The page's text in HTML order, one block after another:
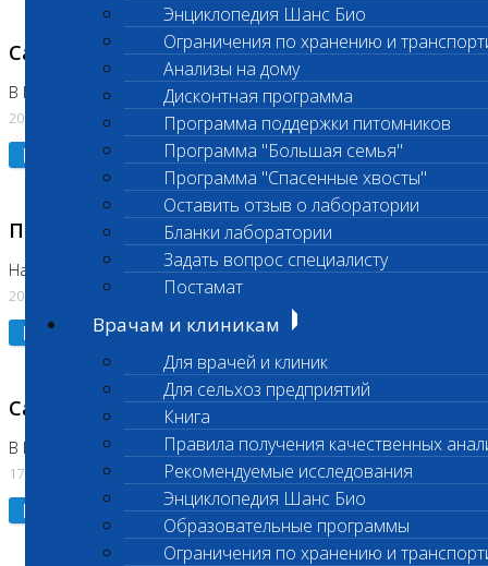
Энциклопедия Шанс Био
Ограничения по хранению и
Анализы на дому
Дисконтная программа
Программа поддержки питомников
Программа "Большая семья"
Программа "Спасенные хвосты"
Оставить отзыв о лаборатории
Бланки лаборатории
Задать вопрос специалисту
Постамат
Врачам и клиникам
Для врачей и клиник
Для сельхоз предприятий
Книга
Правила получения качественных
Рекомендуемые исследования
Энциклопедия Шанс Био
Образовательные программы
Ограничения по хранению и
Санитарный день
В Коломне 20.07.2026
20.07.2026
Подробнее
Приостановлено выполнение исследования
На Нагорной
20.07.2026
Подробнее
Санитарный день
В Бутово
17.07.2026
Подробнее